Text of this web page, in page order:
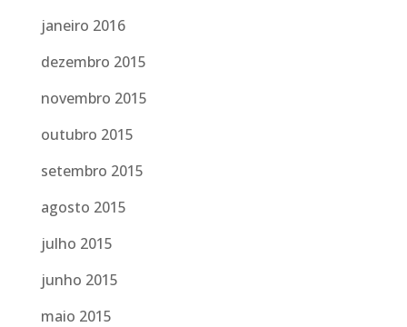
janeiro 2016
dezembro 2015
novembro 2015
outubro 2015
setembro 2015
agosto 2015
julho 2015
junho 2015
maio 2015